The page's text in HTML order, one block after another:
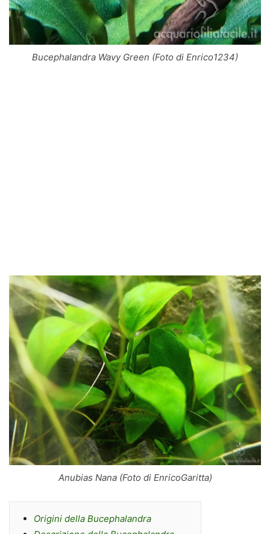
Bucephalandra Wavy Green (Foto di Enrico1234)
Anubias Nana (Foto di EnricoGaritta)
Origini della Bucephalandra